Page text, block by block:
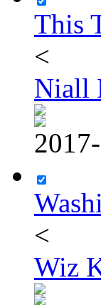
This
<
Niall
<
Wiz